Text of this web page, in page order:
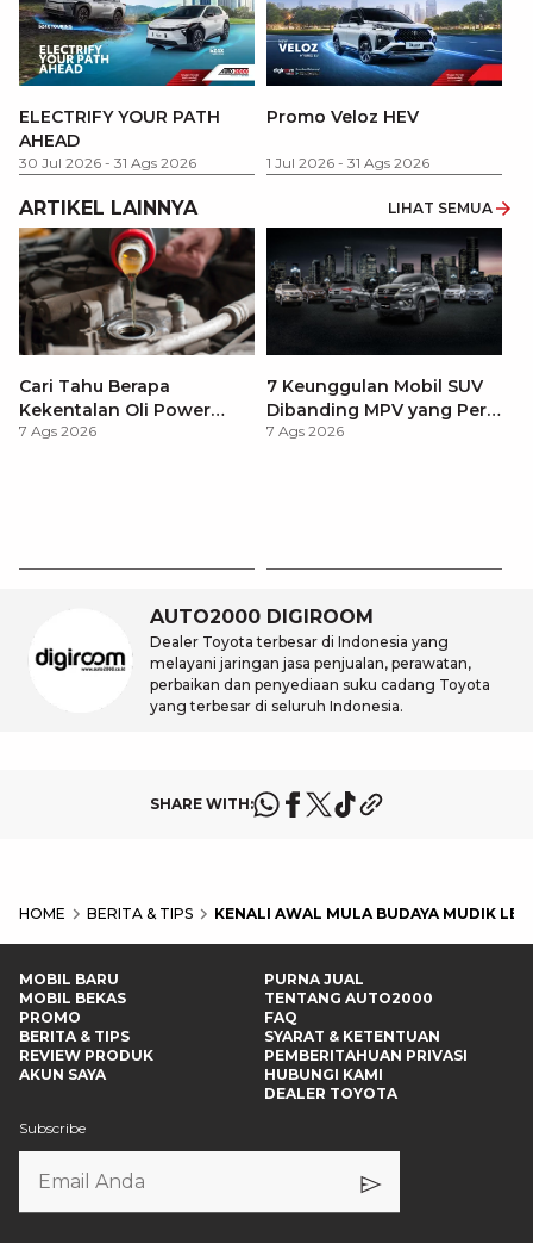
ELECTRIFY YOUR PATH
AHEAD
30 Jul 2026 - 31 Ags 2026
Promo Veloz HEV
1 Jul 2026 - 31 Ags 2026
ARTIKEL LAINNYA LIHAT SEMUA
Cari Tahu Berapa
Kekentalan Oli Power
Steering dan Tips
7 Ags 2026
7 Keunggulan Mobil SUV
Dibanding MPV yang Perlu
Anda Ketahui
7 Ags 2026
AUTO2000 DIGIROOM
Dealer Toyota terbesar di Indonesia yang
melayani jaringan jasa penjualan, perawatan,
perbaikan dan penyediaan suku cadang Toyota
yang terbesar di seluruh Indonesia.
SHARE WITH:
HOME BERITA & TIPS KENALI AWAL MULA BUDAYA MUDIK
MOBIL BARU
MOBIL BEKAS
PROMO
BERITA & TIPS
REVIEW PRODUK
AKUN SAYA
PURNA JUAL
TENTANG AUTO2000
FAQ
SYARAT & KETENTUAN
PEMBERITAHUAN PRIVASI
HUBUNGI KAMI
DEALER TOYOTA
Subscribe